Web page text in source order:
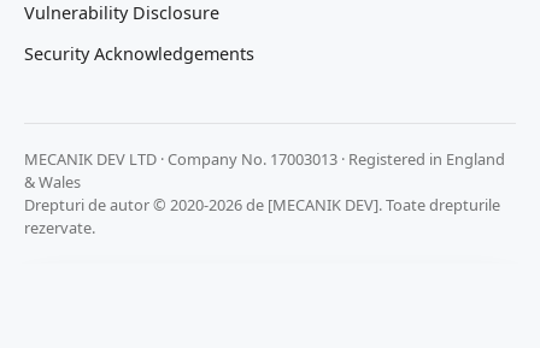
Vulnerability Disclosure
Security Acknowledgements
MECANIK DEV LTD · Company No. 17003013 · Registered in England
& Wales
Drepturi de autor © 2020-2026 de [MECANIK DEV]. Toate drepturile
rezervate.